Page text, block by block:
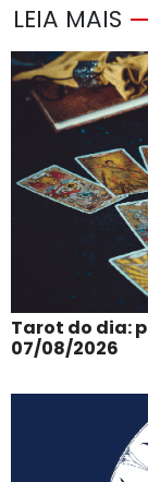
LEIA MAIS
Tarot do dia:
07/08/2026